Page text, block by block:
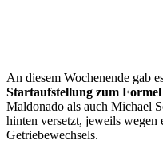
An diesem Wochenende gab
Startaufstellung zum
Maldonado als auch Michael
hinten versetzt, jeweils wegen
Getriebewechsels.